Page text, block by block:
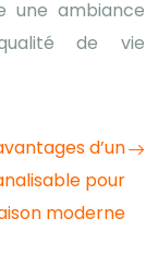
une ambiance
de vie
d’un
pour
moderne